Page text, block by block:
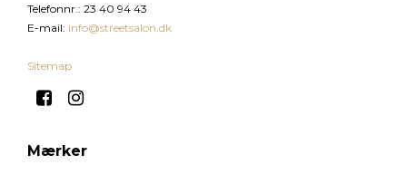
Telefonnr. : 23 40 94 43
E-mail: info@streetsalon.dk
Sitemap
Mærker